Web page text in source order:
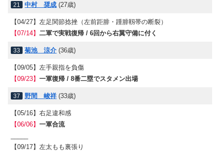
21 中村 奨成 (27歳)
【04/27】 左足関節捻挫（左前距腓・踵腓靱帯の断裂）
【07/14】二軍で実戦復帰 / 6回から右翼守備に付く
33 菊池 涼介 (36歳)
【09/05】 左手親指を負傷
【09/23】一軍復帰 / 8番二塁でスタメン出場
37 野間 峻祥 (33歳)
【05/16】右足違和感
【06/06】一軍合流
【09/17】 左太もも裏張り